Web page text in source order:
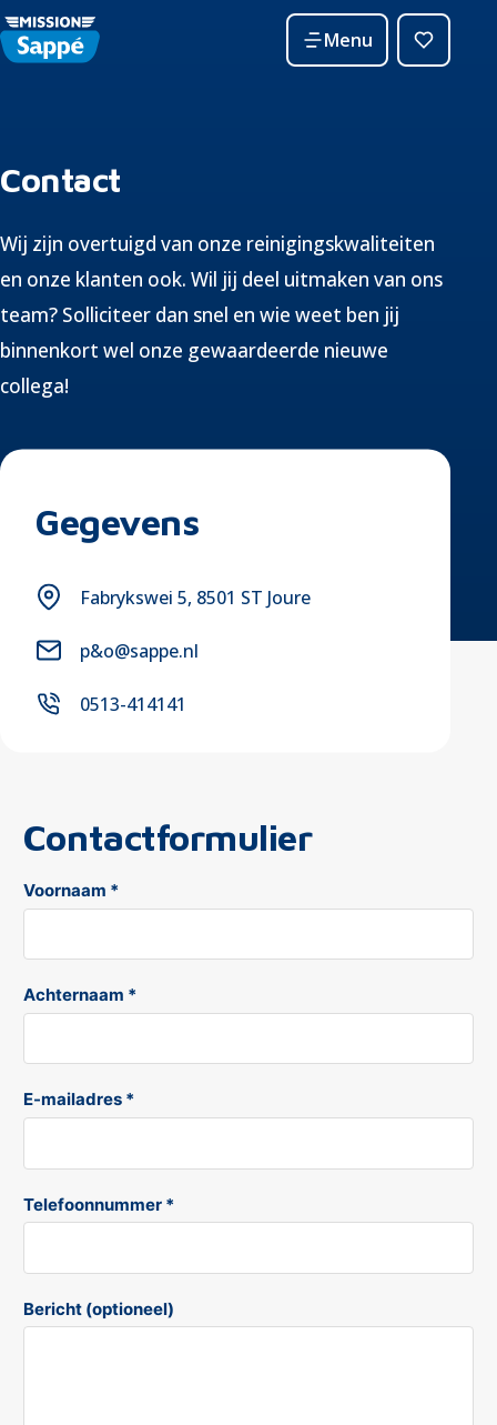
Menu
Contact
Wij zijn overtuigd van onze reinigingskwaliteiten
en onze klanten ook. Wil jij deel uitmaken van ons
team? Solliciteer dan snel en wie weet ben jij
binnenkort wel onze gewaardeerde nieuwe
collega!
Gegevens
Fabrykswei 5, 8501 ST Joure
p&o@sappe.nl
0513-414141
Contactformulier
Voornaam *
Achternaam *
E-mailadres *
Telefoonnummer *
Bericht (optioneel)